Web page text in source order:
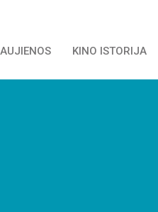
KINO ISTORIJA